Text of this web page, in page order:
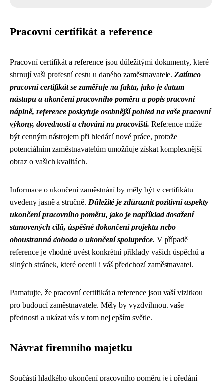
Pracovní certifikát a reference
Pracovní certifikát a reference jsou důležitými dokumenty, které
shrnují vaši profesní cestu u daného zaměstnavatele. Zatímco
pracovní certifikát se zaměřuje na fakta, jako je datum
nástupu a ukončení pracovního poměru a popis pracovní
náplně, reference poskytuje osobnější pohled na vaše pracovní
výkony, dovednosti a chování na pracovišti. Reference může
být cenným nástrojem při hledání nové práce, protože
potenciálním zaměstnavatelům umožňuje získat komplexnější
obraz o vašich kvalitách.
Informace o ukončení zaměstnání by měly být v certifikátu
uvedeny jasně a stručně. Důležité je zdůraznit pozitivní aspekty
ukončení pracovního poměru, jako je například dosažení
stanovených cílů, úspěšné dokončení projektu nebo
oboustranná dohoda o ukončení spolupráce. V případě
reference je vhodné uvést konkrétní příklady vašich úspěchů a
silných stránek, které ocenil i váš předchozí zaměstnavatel.
Pamatujte, že pracovní certifikát a reference jsou vaší vizitkou
pro budoucí zaměstnavatele. Měly by vyzdvihnout vaše
přednosti a ukázat vás v tom nejlepším světle.
Návrat firemního majetku
Součástí hladkého ukončení pracovního poměru je i předání